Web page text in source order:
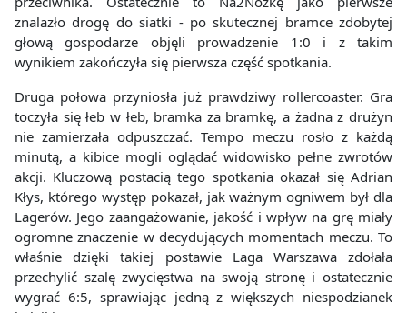
znalazło drogę do siatki - po skutecznej bramce zdobytej
głową gospodarze objęli prowadzenie 1:0 i z takim
wynikiem zakończyła się pierwsza część spotkania.
Druga połowa przyniosła już prawdziwy rollercoaster. Gra
toczyła się łeb w łeb, bramka za bramkę, a żadna z drużyn
nie zamierzała odpuszczać. Tempo meczu rosło z każdą
minutą, a kibice mogli oglądać widowisko pełne zwrotów
akcji. Kluczową postacią tego spotkania okazał się Adrian
Kłys, którego występ pokazał, jak ważnym ogniwem był dla
Lagerów. Jego zaangażowanie, jakość i wpływ na grę miały
ogromne znaczenie w decydujących momentach meczu. To
właśnie dzięki takiej postawie Laga Warszawa zdołała
przechylić szalę zwycięstwa na swoją stronę i ostatecznie
wygrać 6:5, sprawiając jedną z większych niespodzianek